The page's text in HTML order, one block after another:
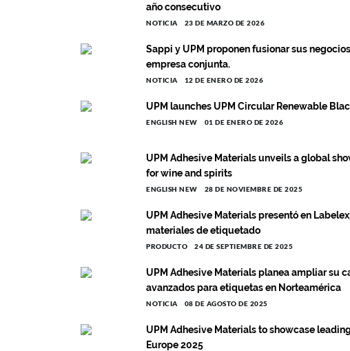
año consecutivo
NOTICIA 23 DE MARZO DE 2026
Sappi y UPM proponen fusionar sus
empresa conjunta.
NOTICIA 12 DE ENERO DE 2026
UPM launches UPM Circular Renewable
ENGLISH NEW 01 DE ENERO DE 2026
UPM Adhesive Materials unveils a global
for wine and spirits
ENGLISH NEW 28 DE NOVIEMBRE DE 2025
UPM Adhesive Materials presentó en
materiales de etiquetado
PRODUCTO 24 DE SEPTIEMBRE DE 2025
UPM Adhesive Materials planea ampliar su
avanzados para etiquetas en Norteamérica
NOTICIA 08 DE AGOSTO DE 2025
UPM Adhesive Materials to showcase
Europe 2025